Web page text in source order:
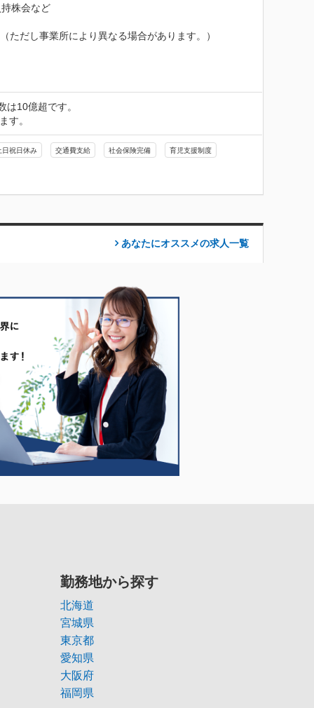
株会など
だし事業所により異なる場合があります。）
10億超です。
す。
日祝日休み 交通費支給 社会保険完備 育児支援制度
あなたにオススメの求人一覧
勤務地から探す
北海道
宮城県
東京都
愛知県
大阪府
福岡県